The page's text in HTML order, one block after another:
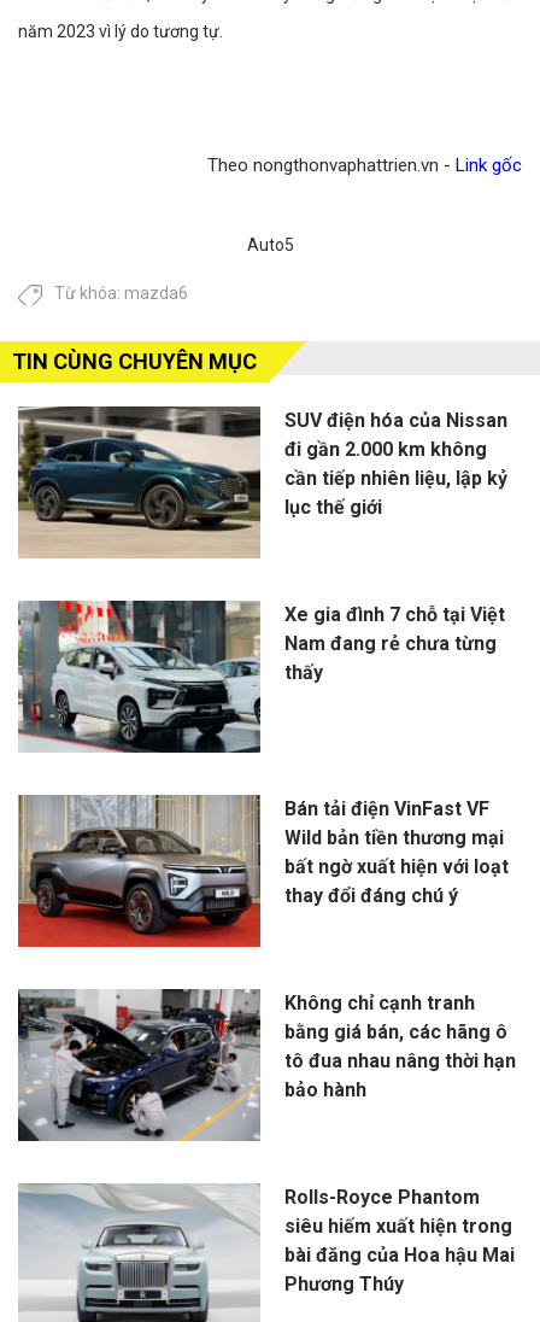
năm 2023 vì lý do tương tự.
Theo nongthonvaphattrien.vn - Link gốc
Auto5
Từ khóa: mazda6
TIN CÙNG CHUYÊN MỤC
SUV điện hóa của Nissan
đi gần 2.000 km không
cần tiếp nhiên liệu, lập kỷ
lục thế giới
Xe gia đình 7 chỗ tại Việt
Nam đang rẻ chưa từng
thấy
Bán tải điện VinFast VF
Wild bản tiền thương mại
bất ngờ xuất hiện với loạt
thay đổi đáng chú ý
Không chỉ cạnh tranh
bằng giá bán, các hãng ô
tô đua nhau nâng thời hạn
bảo hành
Rolls-Royce Phantom
siêu hiếm xuất hiện trong
bài đăng của Hoa hậu Mai
Phương Thúy